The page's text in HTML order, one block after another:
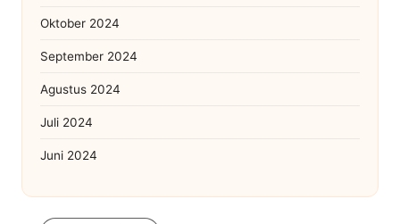
Oktober 2024
September 2024
Agustus 2024
Juli 2024
Juni 2024